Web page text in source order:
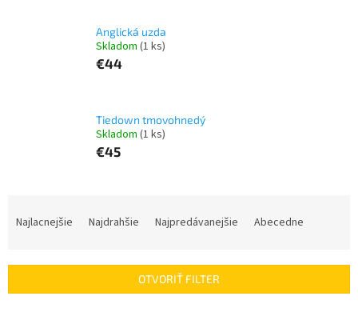
Anglická uzda
Skladom (1 ks)
€44
Tiedown tmovohnedý
Skladom (1 ks)
€45
i
Najlacnejšie Najdrahšie Najpredávanejšie Abecedne
OTVORIŤ FILTER